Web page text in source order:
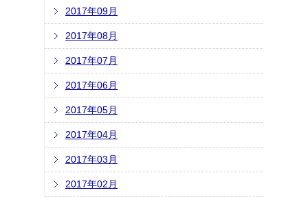
2017年09月
2017年08月
2017年07月
2017年06月
2017年05月
2017年04月
2017年03月
2017年02月